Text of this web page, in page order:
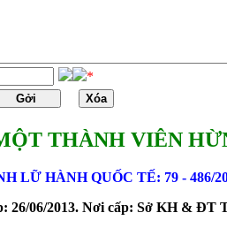
*
THÀNH VIÊN
LỮ HÀNH QUỐC TẾ: 79 - 486/
26/06/2013. Nơi cấp: Sở KH & ĐT